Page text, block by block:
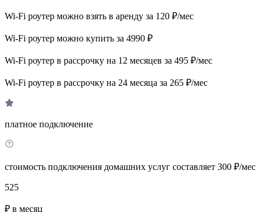
Wi-Fi роутер можно взять в аренду за 120 ₽/мес
Wi-Fi роутер можно купить за 4990 ₽
Wi-Fi роутер в рассрочку на 12 месяцев за 495 ₽/мес
Wi-Fi роутер в рассрочку на 24 месяца за 265 ₽/мес
платное подключение
стоимость подключения домашних услуг составляет 300 ₽/мес
525
₽ в месяц